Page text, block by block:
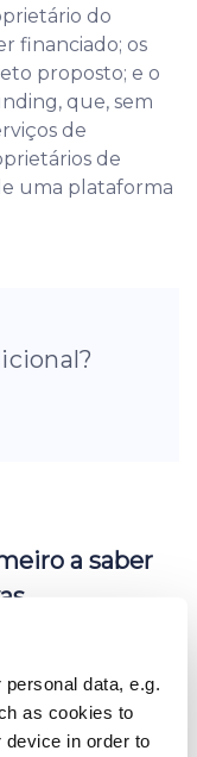
data, e.g.
as cookies to
in order to
do
financiado; os
proposto; e o
que, sem
de
de
uma plataforma
a saber